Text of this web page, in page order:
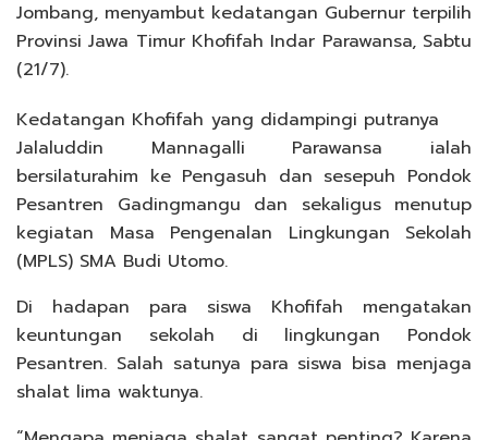
Jombang, menyambut kedatangan Gubernur terpilih
Provinsi Jawa Timur Khofifah Indar Parawansa, Sabtu
(21/7).
Kedatangan Khofifah yang didampingi putranya
Jalaluddin Mannagalli Parawansa ialah
bersilaturahim ke Pengasuh dan sesepuh Pondok
Pesantren Gadingmangu dan sekaligus menutup
kegiatan Masa Pengenalan Lingkungan Sekolah
(MPLS) SMA Budi Utomo.
Di hadapan para siswa Khofifah mengatakan
keuntungan sekolah di lingkungan Pondok
Pesantren. Salah satunya para siswa bisa menjaga
shalat lima waktunya.